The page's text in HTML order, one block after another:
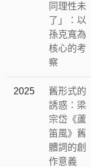
同理性未
了」：以
孫克寬為
核心的考
察
2025
舊形式的
誘惑：梁
宗岱《蘆
笛風》舊
體詞的創
作意義